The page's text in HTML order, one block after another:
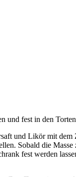
und fest in den
und Likör mit
Sobald die
fest werden